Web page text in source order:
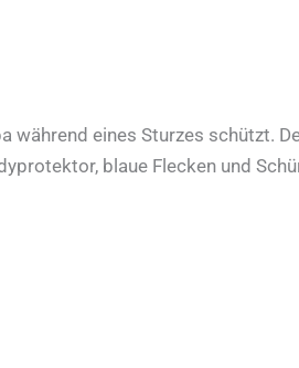
eines Sturzes schützt.
blaue Flecken und